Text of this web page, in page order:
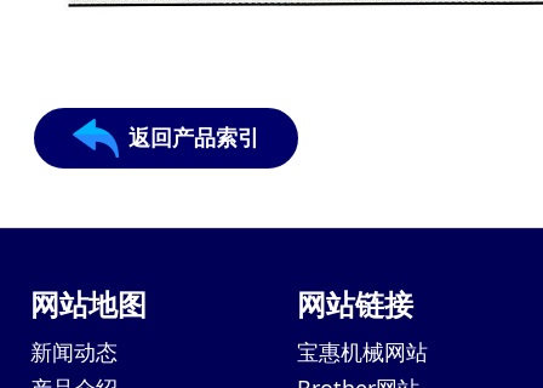
返回产品索引
网站地图
新闻动态
网站链接
宝惠机械网站